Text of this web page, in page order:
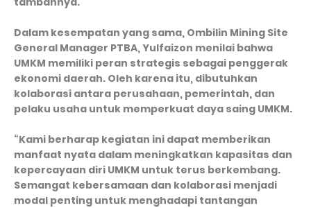
Dalam kesempatan yang sama, Ombilin Mining Site
General Manager PTBA, Yulfaizon menilai bahwa
UMKM memiliki peran strategis sebagai penggerak
ekonomi daerah. Oleh karena itu, dibutuhkan
kolaborasi antara perusahaan, pemerintah, dan
pelaku usaha untuk memperkuat daya saing UMKM.
“Kami berharap kegiatan ini dapat memberikan
manfaat nyata dalam meningkatkan kapasitas dan
kepercayaan diri UMKM untuk terus berkembang.
Semangat kebersamaan dan kolaborasi menjadi
modal penting untuk menghadapi tantangan